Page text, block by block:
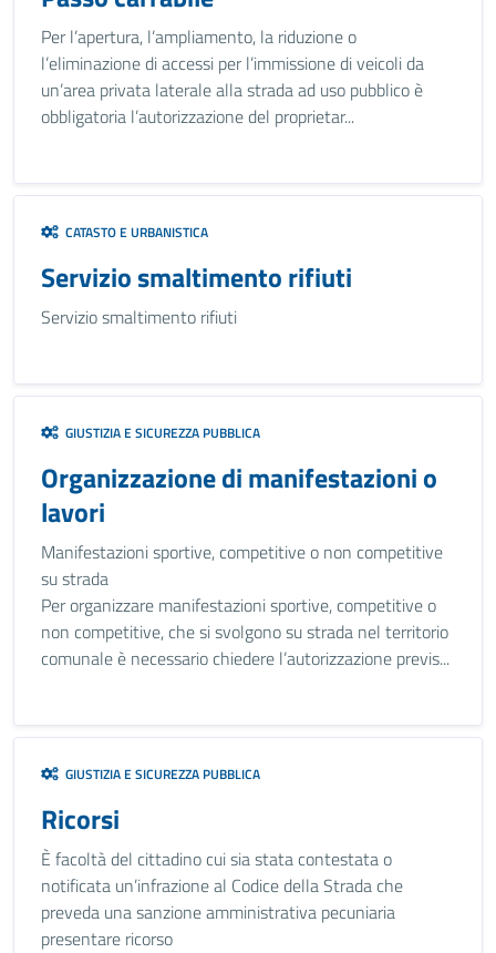
Per l’apertura, l’ampliamento, la riduzione o
l’eliminazione di accessi per l’immissione di veicoli da
un’area privata laterale alla strada ad uso pubblico è
obbligatoria l’autorizzazione del proprietar...
CATASTO E URBANISTICA
Servizio smaltimento rifiuti
Servizio smaltimento rifiuti
GIUSTIZIA E SICUREZZA PUBBLICA
Organizzazione di manifestazioni o
lavori
Manifestazioni sportive, competitive o non competitive
su strada
Per organizzare manifestazioni sportive, competitive o
non competitive, che si svolgono su strada nel territorio
comunale è necessario chiedere l’autorizzazione previs...
GIUSTIZIA E SICUREZZA PUBBLICA
Ricorsi
È facoltà del cittadino cui sia stata contestata o
notificata un’infrazione al Codice della Strada che
preveda una sanzione amministrativa pecuniaria
presentare ricorso